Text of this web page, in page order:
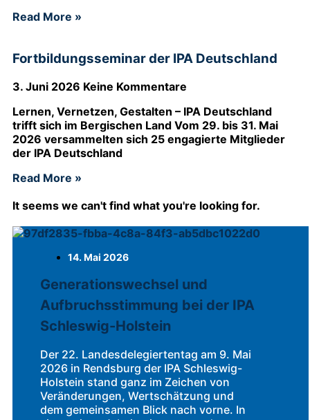
Read More »
Fortbildungsseminar der IPA Deutschland
3. Juni 2026 Keine Kommentare
Lernen, Vernetzen, Gestalten – IPA Deutschland
trifft sich im Bergischen Land Vom 29. bis 31. Mai
2026 versammelten sich 25 engagierte Mitglieder
der IPA Deutschland
Read More »
It seems we can't find what you're looking for.
14. Mai 2026
Generationswechsel und
Aufbruchsstimmung bei der IPA
Schleswig-Holstein
Der 22. Landesdelegiertentag am 9. Mai
2026 in Rendsburg der IPA Schleswig-
Holstein stand ganz im Zeichen von
Veränderungen, Wertschätzung und
dem gemeinsamen Blick nach vorne. In